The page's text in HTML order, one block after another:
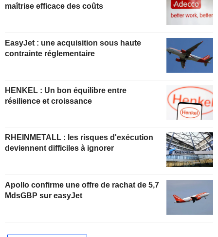
maîtrise efficace des coûts
EasyJet : une acquisition sous haute
contrainte réglementaire
HENKEL : Un bon équilibre entre
résilience et croissance
RHEINMETALL : les risques d'exécution
deviennent difficiles à ignorer
Apollo confirme une offre de rachat de 5,7
MdsGBP sur easyJet